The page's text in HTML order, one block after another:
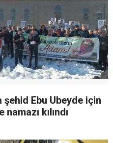
şehid Ebu Ubeyde için
kılındı